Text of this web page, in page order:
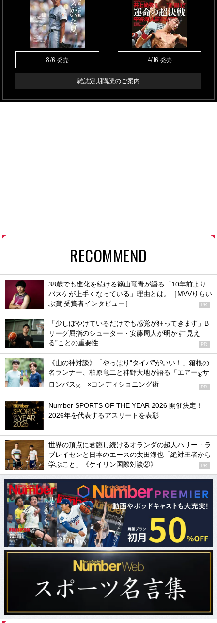
8/6 発売 4/16 発売
雑誌定期購読のご案内
RECOMMEND
38歳でも進化を続ける篠山竜青が語る「10年前より
バスケが上手くなっている」理由とは。［MVVりらい
ぶ賞 受賞者インタビュー］
PR
「少しぼやけているだけでも感覚が狂ってきます」B
リーグ屈指のシューター・安藤周人が明かす“見え
る”ことの重要性
PR
《山の神対談》「やっぱり“タイパ”がいい！」箱根の
名ランナー、柏原竜二と神野大地が語る「エアー®サ
ロンパス® 」×コンディショニング術 PR
Number SPORTS OF THE YEAR 2026 開催決定！
2026年を代表するアスリートを表彰
世界の頂点に君臨し続けるオランダの超人ハリー・ラ
ブレイセンと日本のエースの太田海也「絶対王者から
学ぶこと」《ケイリン国際対談②》
PR